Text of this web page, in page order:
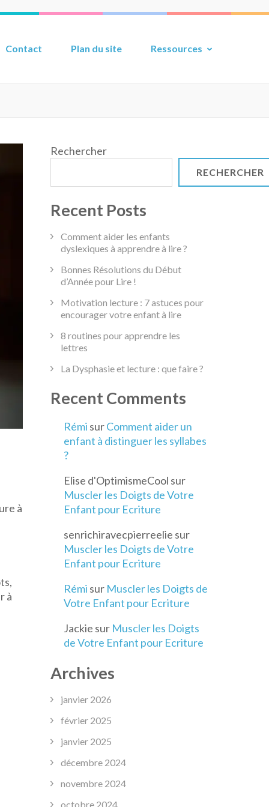
Contact Plan du site Ressources
à
à
Rechercher
RECHERCHER
Recent Posts
Comment aider les enfants
dyslexiques à apprendre à lire ?
Bonnes Résolutions du Début
d’Année pour Lire !
Motivation lecture : 7 astuces pour
encourager votre enfant à lire
8 routines pour apprendre les
lettres
La Dysphasie et lecture : que faire ?
Recent Comments
Rémi surComment aider un
enfant à distinguer les syllabes
?
Elise d'OptimismeCool sur
Muscler les Doigts de Votre
Enfant pour Ecriture
senrichiravecpierreelie sur
Muscler les Doigts de Votre
Enfant pour Ecriture
Rémi sur Muscler les Doigts de
Votre Enfant pour Ecriture
Jackie sur Muscler les Doigts
de Votre Enfant pour Ecriture
Archives
janvier 2026
février 2025
janvier 2025
décembre 2024
novembre 2024
octobre 2024